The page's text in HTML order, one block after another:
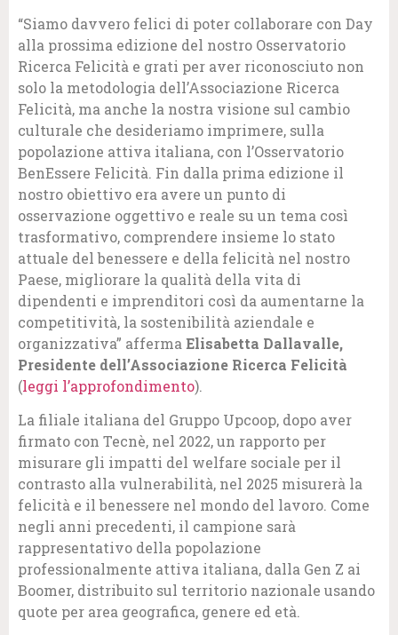
“Siamo davvero felici di poter collaborare con Day
alla prossima edizione del nostro Osservatorio
Ricerca Felicità e grati per aver riconosciuto non
solo la metodologia dell’Associazione Ricerca
Felicità, ma anche la nostra visione sul cambio
culturale che desideriamo imprimere, sulla
popolazione attiva italiana, con l’Osservatorio
BenEssere Felicità. Fin dalla prima edizione il
nostro obiettivo era avere un punto di
osservazione oggettivo e reale su un tema così
trasformativo, comprendere insieme lo stato
attuale del benessere e della felicità nel nostro
Paese, migliorare la qualità della vita di
dipendenti e imprenditori così da aumentarne la
competitività, la sostenibilità aziendale e
organizzativa” afferma Elisabetta Dallavalle,
Presidente dell’Associazione Ricerca Felicità
(leggi l’approfondimento).
La filiale italiana del Gruppo Upcoop, dopo aver
firmato con Tecnè, nel 2022, un rapporto per
misurare gli impatti del welfare sociale per il
contrasto alla vulnerabilità, nel 2025 misurerà la
felicità e il benessere nel mondo del lavoro. Come
negli anni precedenti, il campione sarà
rappresentativo della popolazione
professionalmente attiva italiana, dalla Gen Z ai
Boomer, distribuito sul territorio nazionale usando
quote per area geografica, genere ed età.